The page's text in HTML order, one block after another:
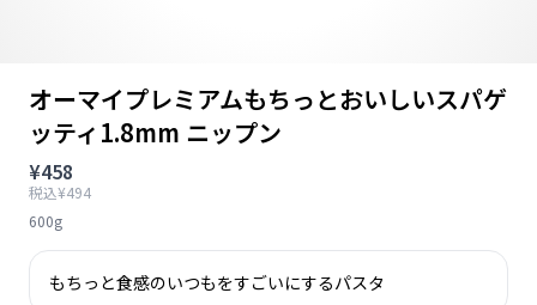
オーマイプレミアムもちっとおいしいスパゲ
ッティ1.8mm ニップン
¥458
税込¥494
600g
もちっと食感のいつもをすごいにするパスタ